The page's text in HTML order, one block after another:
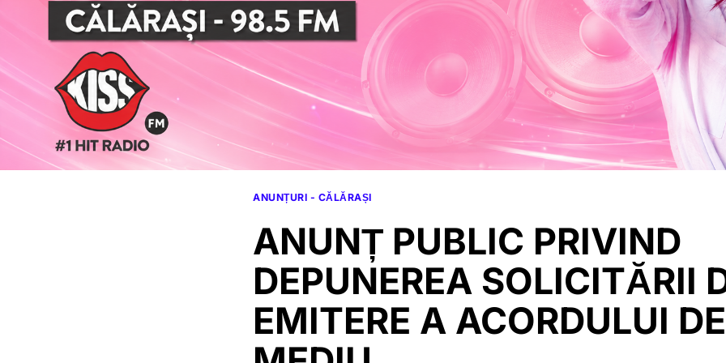
ANUNȚURI - CĂLĂRAȘI
ANUNȚ PUBLIC PRIVIND
DEPUNEREA SOLICITĂRII
EMITERE A ACORDULUI DE